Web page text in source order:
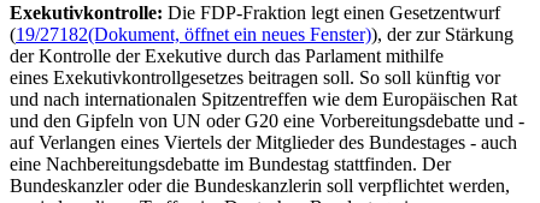
Exekutivkontrolle: Die FDP-Fraktion legt einen Gesetzentwurf
(19/27182(Dokument, öffnet ein neues Fenster)), der zur Stärkung
der Kontrolle der Exekutive durch das Parlament mithilfe
eines Exekutivkontrollgesetzes beitragen soll. So soll künftig vor
und nach internationalen Spitzentreffen wie dem Europäischen Rat
und den Gipfeln von UN oder G20 eine Vorbereitungsdebatte und -
auf Verlangen eines Viertels der Mitglieder des Bundestages - auch
eine Nachbereitungsdebatte im Bundestag stattfinden. Der
Bundeskanzler oder die Bundeskanzlerin soll verpflichtet werden,